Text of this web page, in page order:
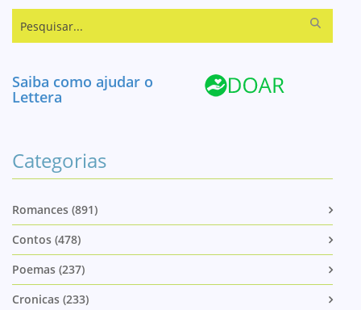
Saiba como ajudar o
Lettera
Categorias
Romances (891)
Contos (478)
Poemas (237)
Cronicas (233)